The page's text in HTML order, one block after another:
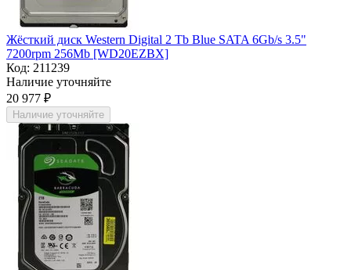
Жёсткий диск Western Digital 2 Tb Blue SATA 6Gb/s 3.5"
7200rpm 256Mb [WD20EZBX]
Код: 211239
Наличие уточняйте
20 977 ₽
Наличие уточняйте